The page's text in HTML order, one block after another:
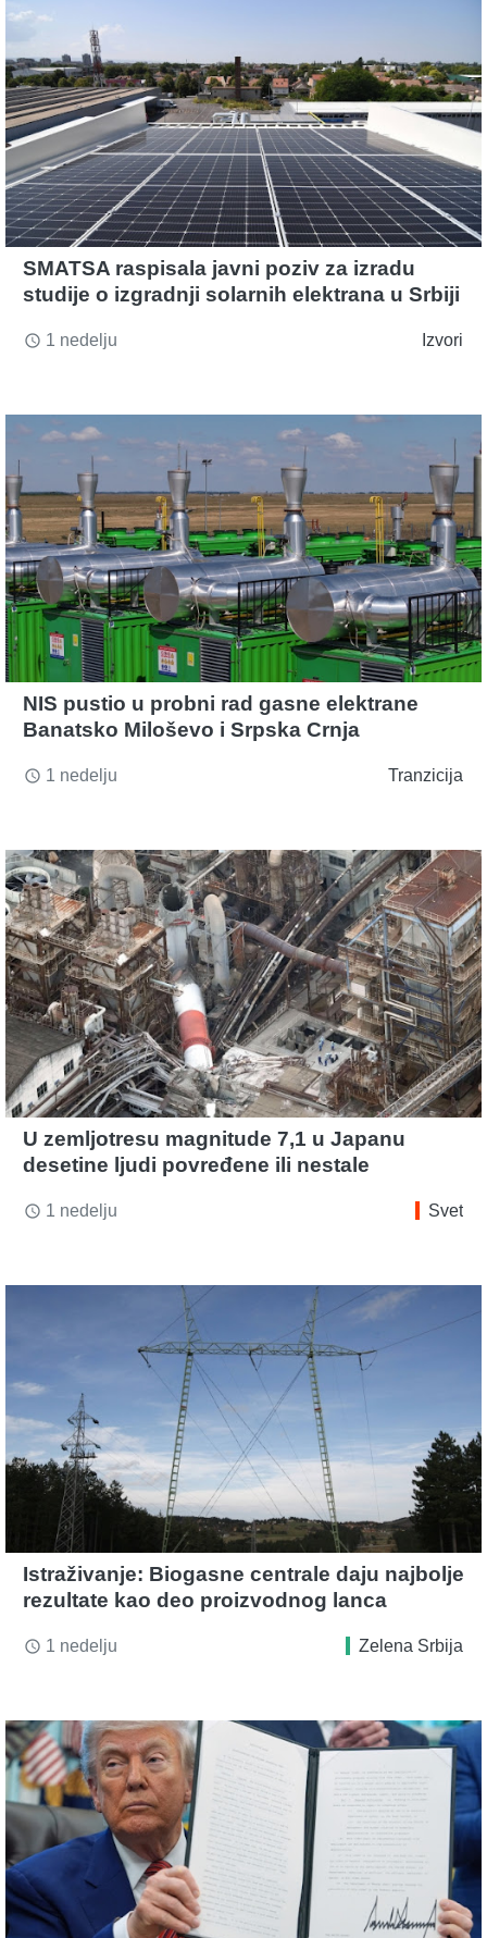
SMATSA raspisala javni poziv za izradu
studije o izgradnji solarnih elektrana u Srbiji
access_time 1 nedelju Izvori
NIS pustio u probni rad gasne elektrane
Banatsko Miloševo i Srpska Crnja
access_time 1 nedelju Tranzicija
U zemljotresu magnitude 7,1 u Japanu
desetine ljudi povređene ili nestale
access_time 1 nedelju Svet
Istraživanje: Biogasne centrale daju najbolje
rezultate kao deo proizvodnog lanca
access_time 1 nedelju Zelena Srbija